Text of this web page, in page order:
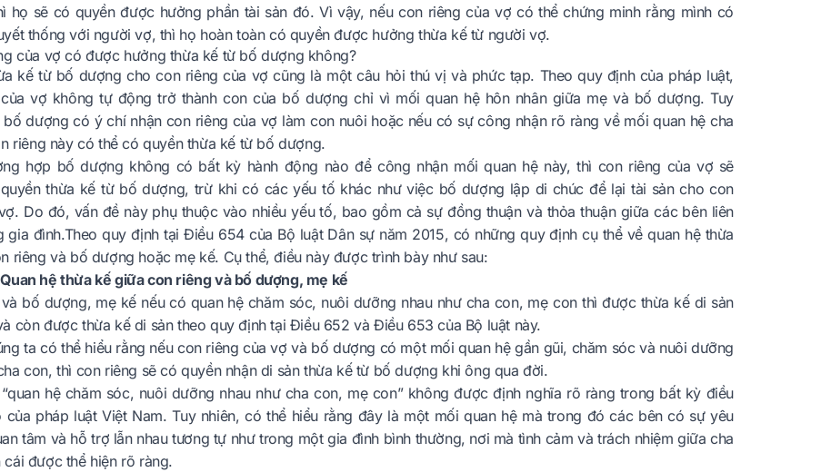
họ sẽ có quyền được hưởng phần tài sản đó. Vì vậy, nếu con riêng của vợ có thể chứng minh rằng mình có
thống với người vợ, thì họ hoàn toàn có quyền được hưởng thừa kế từ người vợ.
của vợ có được hưởng thừa kế từ bố dượng không?
kế từ bố dượng cho con riêng của vợ cũng là một câu hỏi thú vị và phức tạp. Theo quy định của pháp luật,
vợ không tự động trở thành con của bố dượng chỉ vì mối quan hệ hôn nhân giữa mẹ và bố dượng. Tuy
bố dượng có ý chí nhận con riêng của vợ làm con nuôi hoặc nếu có sự công nhận rõ ràng về mối quan hệ cha
riêng này có thể có quyền thừa kế từ bố dượng.
hợp bố dượng không có bất kỳ hành động nào để công nhận mối quan hệ này, thì con riêng của vợ sẽ
thừa kế từ bố dượng, trừ khi có các yếu tố khác như việc bố dượng lập di chúc để lại tài sản cho con
Do đó, vấn đề này phụ thuộc vào nhiều yếu tố, bao gồm cả sự đồng thuận và thỏa thuận giữa các bên liên
gia đình.Theo quy định tại Điều 654 của Bộ luật Dân sự năm 2015, có những quy định cụ thể về quan hệ thừa
riêng và bố dượng hoặc mẹ kế. Cụ thể, điều này được trình bày như sau:
hệ thừa kế giữa con riêng và bố dượng, mẹ kế
bố dượng, mẹ kế nếu có quan hệ chăm sóc, nuôi dưỡng nhau như cha con, mẹ con thì được thừa kế di sản
còn được thừa kế di sản theo quy định tại Điều 652 và Điều 653 của Bộ luật này.
ta có thể hiểu rằng nếu con riêng của vợ và bố dượng có một mối quan hệ gần gũi, chăm sóc và nuôi dưỡng
con, thì con riêng sẽ có quyền nhận di sản thừa kế từ bố dượng khi ông qua đời.
hệ chăm sóc, nuôi dưỡng nhau như cha con, mẹ con” không được định nghĩa rõ ràng trong bất kỳ điều
của pháp luật Việt Nam. Tuy nhiên, có thể hiểu rằng đây là một mối quan hệ mà trong đó các bên có sự yêu
tâm và hỗ trợ lẫn nhau tương tự như trong một gia đình bình thường, nơi mà tình cảm và trách nhiệm giữa cha
cái được thể hiện rõ ràng.